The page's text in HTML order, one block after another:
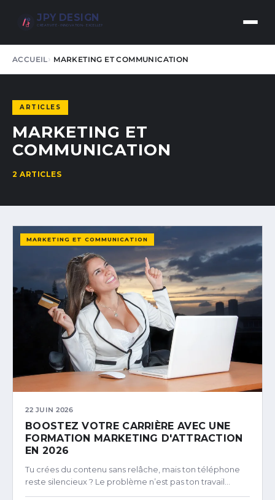
JPY DESIGN
CRÉATIVITÉ • INNOVATION • EXCELLENCE
ACCUEIL MARKETING ET COMMUNICATION
ARTICLES
MARKETING ET
COMMUNICATION
2 ARTICLES
MARKETING ET COMMUNICATION
22 JUIN 2026
BOOSTEZ VOTRE CARRIÈRE AVEC UNE
FORMATION MARKETING D'ATTRACTION
EN 2026
Tu crées du contenu sans relâche, mais ton téléphone
reste silencieux ? Le problème n’est pas ton travail…